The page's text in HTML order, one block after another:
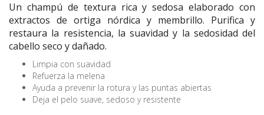
Un champú de textura rica y sedosa elaborado con
extractos de ortiga nórdica y membrillo. Purifica y
restaura la resistencia, la suavidad y la sedosidad del
cabello seco y dañado.
Limpia con suavidad
Refuerza la melena
Ayuda a prevenir la rotura y las puntas abiertas
Deja el pelo suave, sedoso y resistente